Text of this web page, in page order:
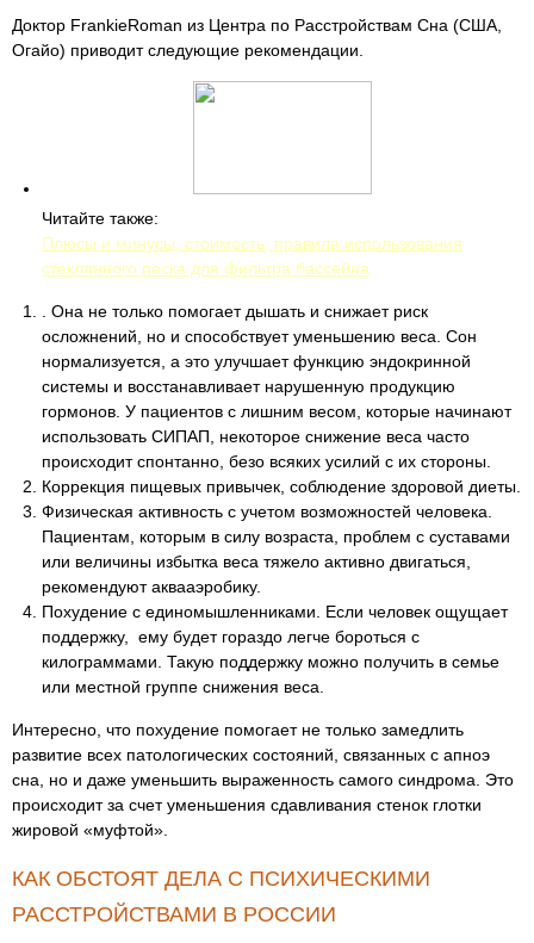
Доктор FrankieRoman из Центра по Расстройствам Сна (США,
Огайо) приводит следующие рекомендации.
Читайте также:
Плюсы и минусы, стоимость, правила использования
стеклянного песка для фильтра бассейна
. Она не только помогает дышать и снижает риск
осложнений, но и способствует уменьшению веса. Сон
нормализуется, а это улучшает функцию эндокринной
системы и восстанавливает нарушенную продукцию
гормонов. У пациентов с лишним весом, которые начинают
использовать СИПАП, некоторое снижение веса часто
происходит спонтанно, безо всяких усилий с их стороны.
Коррекция пищевых привычек, соблюдение здоровой диеты.
Физическая активность с учетом возможностей человека.
Пациентам, которым в силу возраста, проблем с суставами
или величины избытка веса тяжело активно двигаться,
рекомендуют аквааэробику.
Похудение с единомышленниками. Если человек ощущает
поддержку, ему будет гораздо легче бороться с
килограммами. Такую поддержку можно получить в семье
или местной группе снижения веса.
Интересно, что похудение помогает не только замедлить
развитие всех патологических состояний, связанных с апноэ
сна, но и даже уменьшить выраженность самого синдрома. Это
происходит за счет уменьшения сдавливания стенок глотки
жировой «муфтой».
КАК ОБСТОЯТ ДЕЛА С ПСИХИЧЕСКИМИ
РАССТРОЙСТВАМИ В РОССИИ